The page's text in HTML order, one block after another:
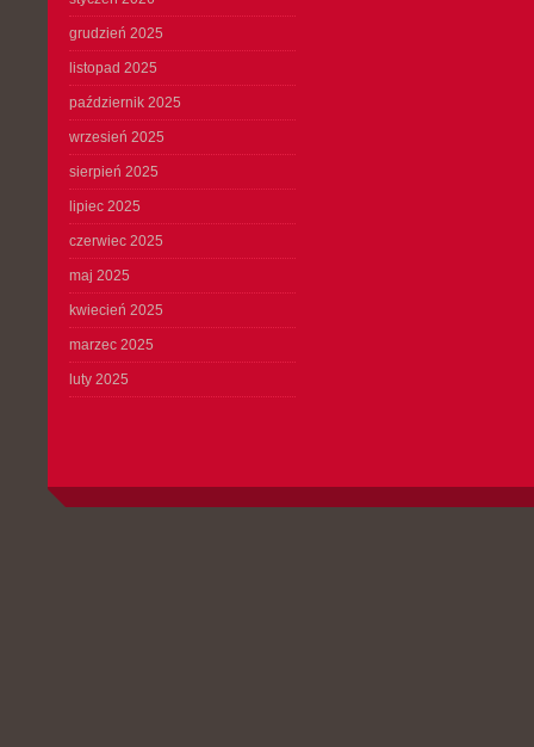
grudzień 2025
listopad 2025
październik 2025
wrzesień 2025
sierpień 2025
lipiec 2025
czerwiec 2025
maj 2025
kwiecień 2025
marzec 2025
luty 2025